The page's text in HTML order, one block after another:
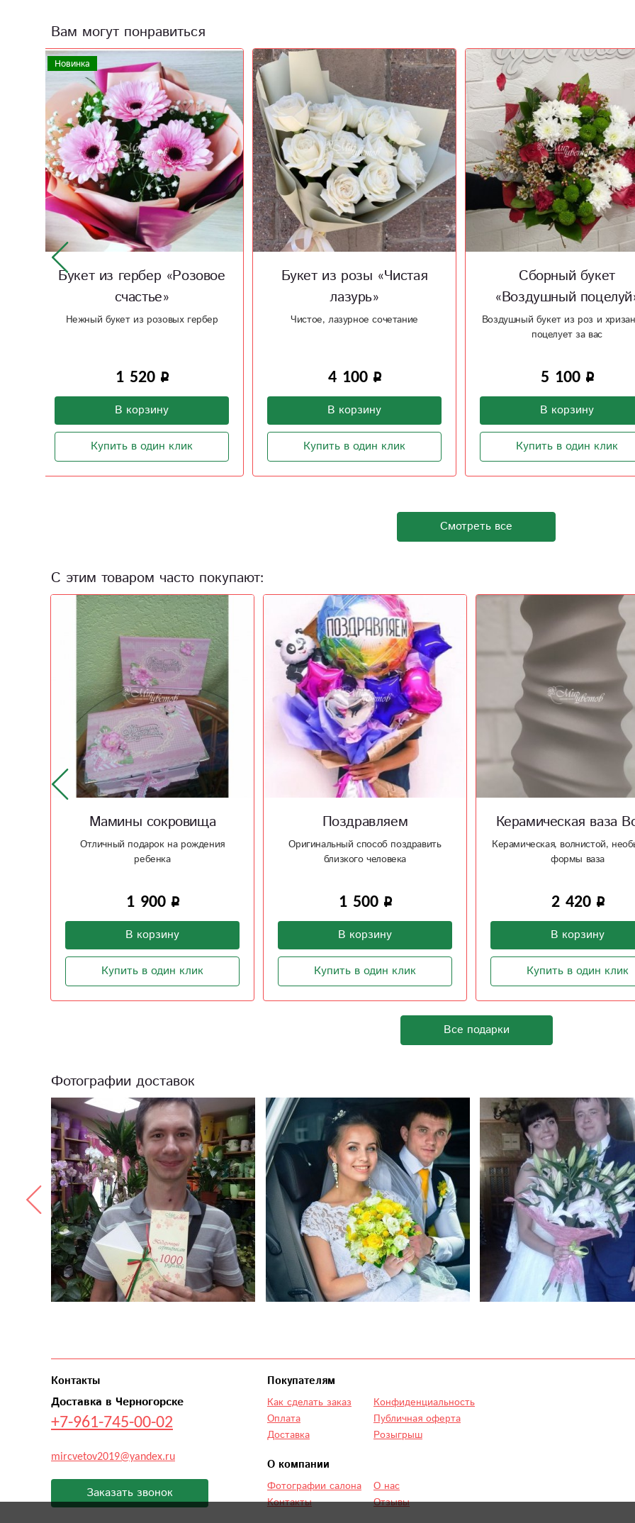
Вам могут понравиться
Букет из розы «Чистая
лазурь»
Чистое, лазурное сочетание
4 100
В корзину
Купить в один клик
Сборный букет
«Воздушный поцелуй»
Воздушный букет из роз и хризантем
5 100
В корзину
Купить в один клик
Букет с
«Легкость»
Сборный букет из
альстромерии
1 900
В корзину
Купить в один клик
Смотреть все
С этим товаром часто покупают:
Поздравляем
Оригинальный способ поздравить
близкого человека
1 500
В корзину
Купить в один клик
Керамическая ваза Волна
Керамическая, волнистой, необычной,
формы ваза
2 420
В корзину
Купить в один клик
Шоколадницы
Шоколадницы ручной работы
хорошим подарком
400
В корзину
Купить в один клик
Все подарки
Фотографии доставок
Контакты
Доставка в Черногорске
+7-961-745-00-02
mircvetov2019@yandex.ru
Заказать звонок
Покупателям
Как сделать заказ
Оплата
Доставка
Конфиденциальность
Публичная оферта
Розыгрыш
О компании
Фотографии салона
Контакты
О нас
Отзывы